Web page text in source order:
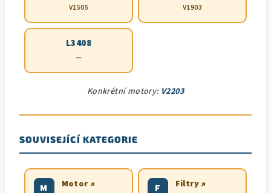
V1505 V1903
L3408
—
Konkrétní motory: V2203
SOUVISEJÍCÍ KATEGORIE
M Motor ↗ F Filtry ↗